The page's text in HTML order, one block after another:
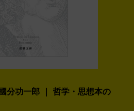
分功一郎 ｜ 哲学・思想本の